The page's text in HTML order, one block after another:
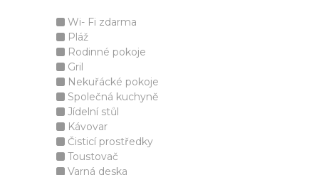
Wi- Fi zdarma
Pláž
Rodinné pokoje
Gril
Nekuřácké pokoje
Společná kuchyně
Jídelní stůl
Kávovar
Čisticí prostředky
Toustovač
Varná deska